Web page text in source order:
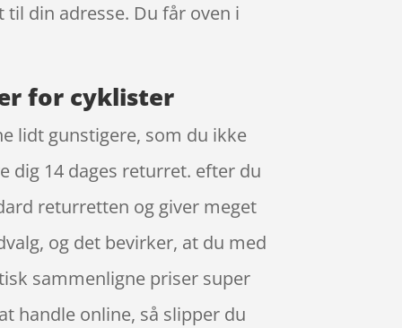
din adresse. Du får oven i
for cyklister
lidt gunstigere, som du ikke
dig 14 dages returret. efter du
returretten og giver meget
og det bevirker, at du med
sammenligne priser super
handle online, så slipper du